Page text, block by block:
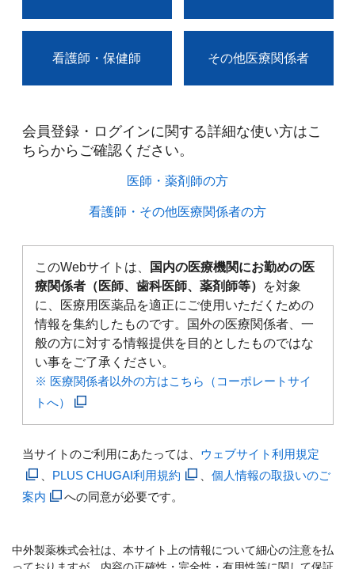
看護師・保健師 その他医療関係者
会員登録・ログインに関する詳細な使い方はこ
ちらからご確認ください。​
医師・薬剤師の方​
看護師・その他医療関係者の方​
このWebサイトは、
国内の医療機関にお勤めの医
療関係者（医師、歯科医師、薬剤師等）
を対象
に、医療用医薬品を適正にご使用いただくための
情報を集約したものです。国外の医療関係者、一
般の方に対する情報提供を目的としたものではな
い事をご了承ください。
※ 医療関係者以外の方はこちら（コーポレートサイ
トへ）
当サイトのご利用にあたっては、 ウェブサイト利用規定
PLUS CHUGAI利用規約
個人情報の取扱いのご
案内
への同意が必要です。
中外製薬株式会社は、本サイト上の情報について細心の注意を払
っておりますが、内容の正確性・完全性・有用性等に関して保証